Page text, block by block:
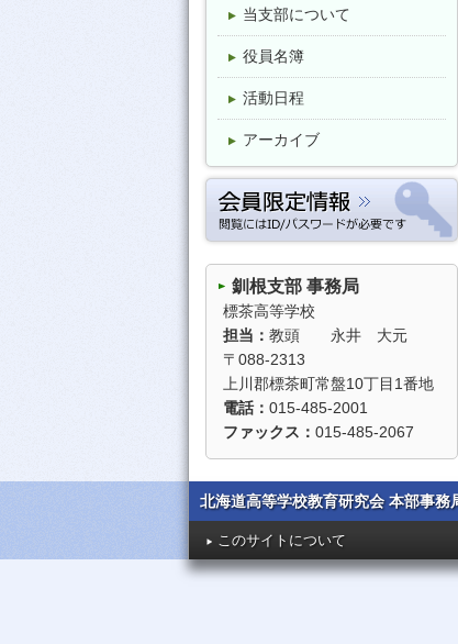
教科部会一覧
国語
保健体育 養護
芸術 英語
家庭
工業
水産 情報
当支部について
役員名簿
活動日程
アーカイブ
釧根支部 事務局
標茶高等学校
担当： 教頭 永井 大元
〒088-2313
上川郡標茶町常盤10丁目1番地
電話： 015-485-2001
ファックス： 015-485-2067
北海道高等学校教育研究会 本部事務
このサイトについて